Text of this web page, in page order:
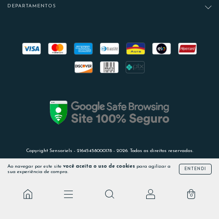
Ao navegar por este site você aceita o uso de cookies para agilizar a
sua experiência de compra.
ENTENDI
0
DEPARTAMENTOS
Copyright Sensoriels - 21645458000178 - 2026. Todos os direitos reservados.